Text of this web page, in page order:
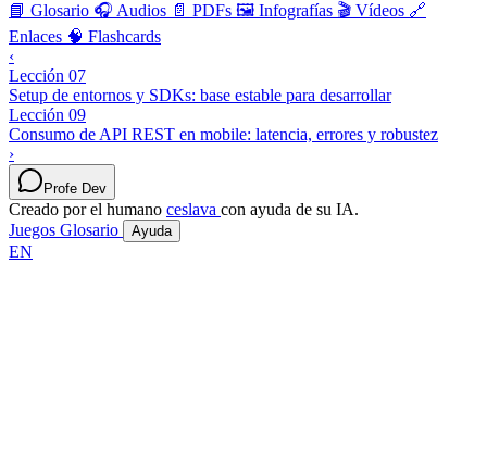
📘 Glosario 🎧 Audios 📄 PDFs 🖼️ Infografías 🎬 Vídeos 🔗
Enlaces 🧠 Flashcards
‹
Lección 07
Setup de entornos y SDKs: base estable para desarrollar
Lección 09
Consumo de API REST en mobile: latencia, errores y robustez
›
Profe Dev
Creado por el humano ceslava con ayuda de su IA.
Juegos Glosario Ayuda
EN